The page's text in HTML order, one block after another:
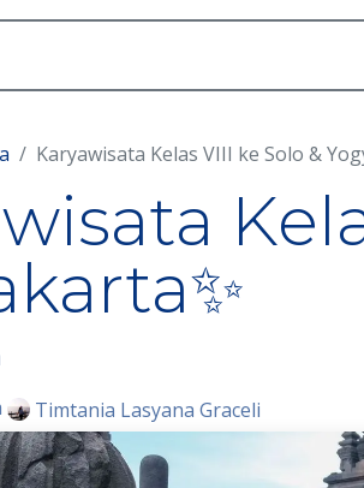
Karyawisata Kelas VIII ke Solo &
Timtania Lasyana Graceli